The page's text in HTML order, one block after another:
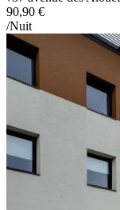
90,90 €
/Nuit